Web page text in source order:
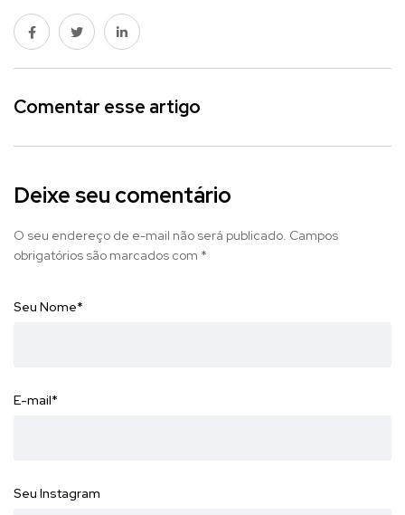
Comentar esse artigo
Deixe seu comentário
O seu endereço de e-mail não será publicado. Campos
obrigatórios são marcados com *
Seu Nome*
E-mail*
Seu Instagram